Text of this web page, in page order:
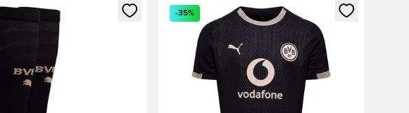
medlemfor å logge inn eller registrere deg som medlemÅpner en Modal for å logge inn eller registrere
-35%